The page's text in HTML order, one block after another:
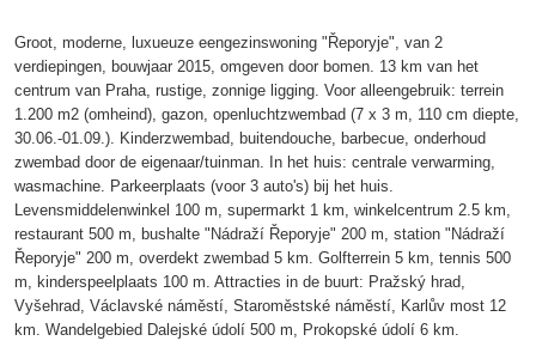
Groot, moderne, luxueuze eengezinswoning "Řeporyje", van 2
verdiepingen, bouwjaar 2015, omgeven door bomen. 13 km van het
centrum van Praha, rustige, zonnige ligging. Voor alleengebruik: terrein
1.200 m2 (omheind), gazon, openluchtzwembad (7 x 3 m, 110 cm diepte,
30.06.-01.09.). Kinderzwembad, buitendouche, barbecue, onderhoud
zwembad door de eigenaar/tuinman. In het huis: centrale verwarming,
wasmachine. Parkeerplaats (voor 3 auto's) bij het huis.
Levensmiddelenwinkel 100 m, supermarkt 1 km, winkelcentrum 2.5 km,
restaurant 500 m, bushalte "Nádraží Řeporyje" 200 m, station "Nádraží
Řeporyje" 200 m, overdekt zwembad 5 km. Golfterrein 5 km, tennis 500
m, kinderspeelplaats 100 m. Attracties in de buurt: Pražský hrad,
Vyšehrad, Václavské náměstí, Staroměstské náměstí, Karlův most 12
km. Wandelgebied Dalejské údolí 500 m, Prokopské údolí 6 km.